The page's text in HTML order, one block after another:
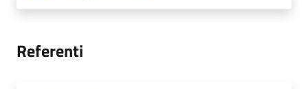
Referenti